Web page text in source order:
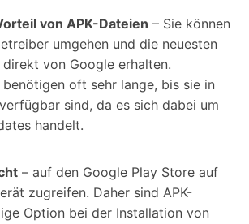
von APK-Dateien – Sie können
umgehen und die neuesten
von Google erhalten.
oft sehr lange, bis sie in
sind, da es sich dabei um
handelt.
– auf den Google Play Store auf
zugreifen. Daher sind APK-
Option bei der Installation von